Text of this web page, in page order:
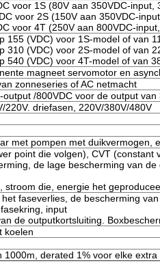
voor 1S (80V aan 350VDC-input,
voor 2S (150V aan 350VDC-
voor 4T (250V aan 800VDC-
155 (VDC) voor 1S-model of van
310 (VDC) voor 2S-model of van
540 (VDC) voor 4T-model of van
magneet servomotor en
zonneseries of AC netmacht
/800VDC voor de output van
220V. driefasen, 220V/380V/480V
met pompen met duikvermogen,
point die volgen), CVT (constant
de lage bescherming van
stroom die, energie het
faseverlies, de bescherming
input
de outputkortsluiting.
koelen
derated 1% voor elke extra